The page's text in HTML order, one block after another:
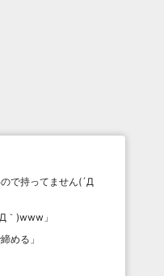
で持ってません(´Д
｀)www 」
める 」